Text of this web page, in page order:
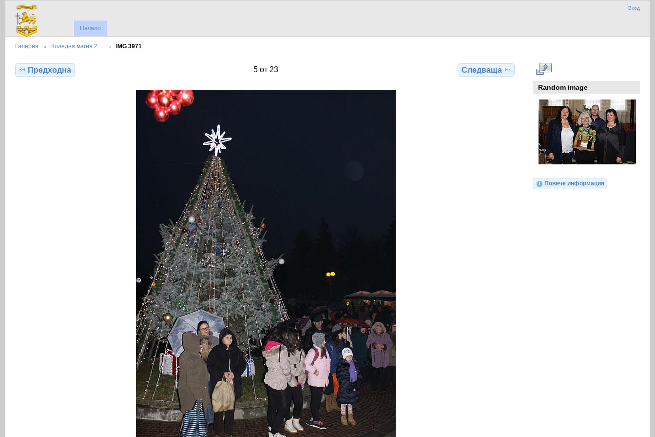
Вход
Начало
Галерия Коледна магия 2… IMG 3971
Предходна 5 от 23 Следваща
Random image
Повече информация